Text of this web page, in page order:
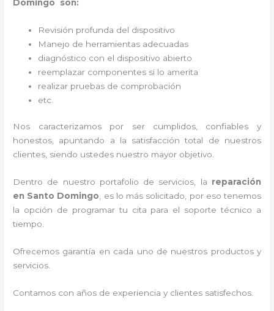
Domingo son:
Revisión profunda del dispositivo
Manejo de herramientas adecuadas
diagnóstico con el dispositivo abierto
reemplazar componentes si lo amerita
realizar pruebas de comprobación
etc.
Nos caracterizamos por ser cumplidos, confiables y
honestos, apuntando a la satisfacción total de nuestros
clientes, siendo ustedes nuestro mayor objetivo.
Dentro de nuestro portafolio de servicios, la reparación
en Santo Domingo , es lo más solicitado, por eso tenemos
la opción de programar tu cita para el soporte técnico a
tiempo.
Ofrecemos garantía en cada uno de nuestros productos y
servicios.
Contamos con años de experiencia y clientes satisfechos.